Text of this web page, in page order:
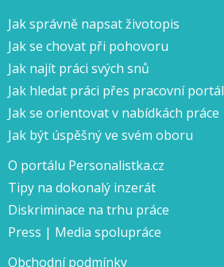
Jak správně napsat životopis
Jak se chovat při pohovoru
Jak najít práci svých snů
Jak hledat práci přes pracovní portál
Jak se orientovat v nabídkách práce
Jak být úspěšný ve svém oboru
O portálu Personalistka.cz
Tipy na dokonalý inzerát
Diskriminace na trhu práce
Press | Media spolupráce
Obchodní podmínky